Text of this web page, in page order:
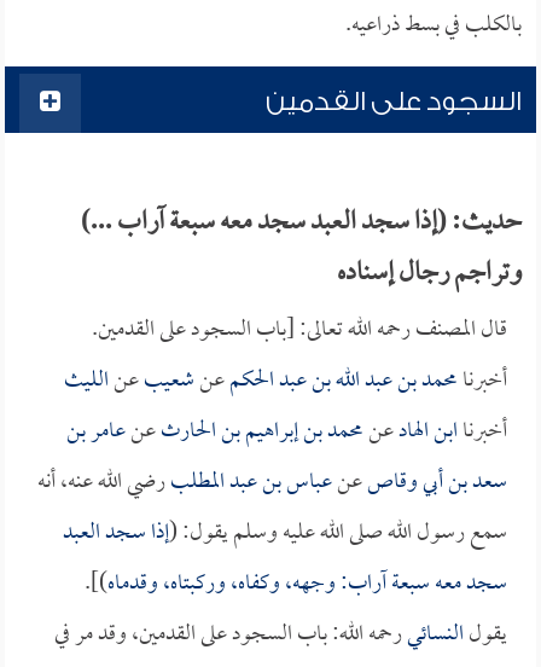
بالكلب في بسط ذراعيه.
السجود على القدمين
حديث: (إذا سجد العبد سجد معه سبعة آراب ...)
وتراجم رجال إسناده
قال المصنف رحمه الله تعالى: [باب السجود على القدمين.
أخبرنامحمد بن عبد الله بن عبد الحكمعنشعيبعنالليث
أخبرناابن الهادعنمحمد بن إبراهيم بن الحارثعنعامر بن
سعد بن أبي وقاصعنعباس بن عبد المطلبرضي الله عنه، أنه
سمع رسول الله صلى الله عليه وسلم يقول: (إذا سجد العبد
سجد معه سبعة آراب: وجهه، وكفاه، وركبتاه، وقدماه)].
يقولالنسائيرحمه الله: باب السجود على القدمين، وقد مر في